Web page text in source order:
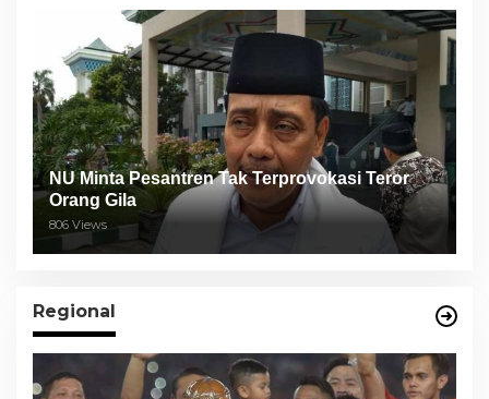
NU Minta Pesantren Tak Terprovokasi Teror
Orang Gila
806 Views
Regional